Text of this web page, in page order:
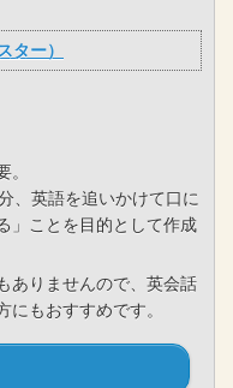
ター）
、英語を追いかけて口に
」ことを目的として作成
ありませんので、英会話
もおすすめです。